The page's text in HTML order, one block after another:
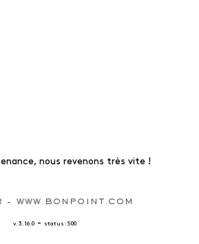
nous revenons très vite !
- WWW.BONPOINT.COM
v. 3.16.0 - status: 500